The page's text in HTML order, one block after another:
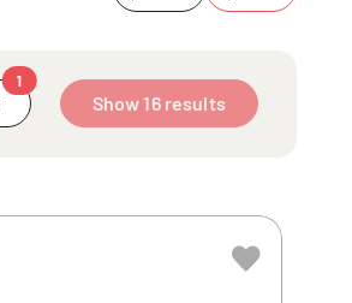
1
Show 16 results